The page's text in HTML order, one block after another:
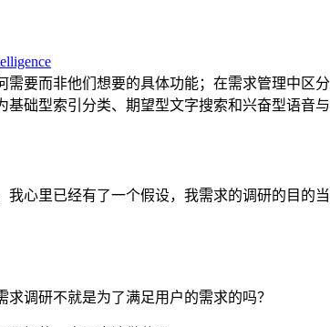
要而非他们想要的具体功能；在需求管理中区
础型索引分类、期望型文字搜索和兴奋型语音
心里已经有了一个假设，我需求的调研的目的
调研不就是为了满足用户的需求的吗？